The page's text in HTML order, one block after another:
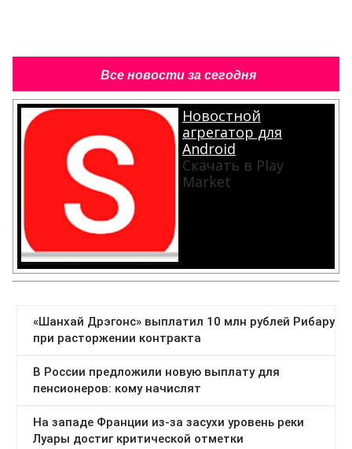
Все новости за сегодня
Новостной
агрегатор для
Android
Скачать в Play
Market